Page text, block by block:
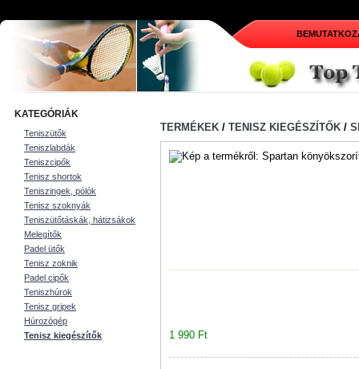
KATEGÓRIÁK
Teniszütők
Teniszlabdák
Teniszcipők
Tenisz shortok
Teniszingek, pólók
Tenisz szoknyák
Teniszütőtáskák, hátizsákok
Melegítők
Padel ütők
Tenisz zoknik
Padel cipők
Teniszhúrok
Tenisz gripek
Húrozógép
Tenisz kiegészítők
TERMÉKEK / TENISZ KIEGÉSZÍTŐK /
1 990 Ft